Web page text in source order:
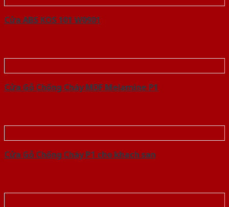
Cửa ABS KOS 101 W0901
Cửa Gỗ Chống Cháy MDF Melamine P1
Cửa Gỗ Chống Cháy P1 cho khach san